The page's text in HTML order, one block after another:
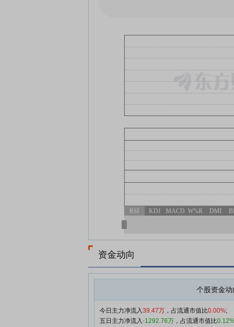
RSI KDJ MACD W%R DMI
资金动向
个股资金动
今日主力净流入39.47万 ，占流通市值比0.00%;
五日主力净流入-1292.76万 ，占流通市值比